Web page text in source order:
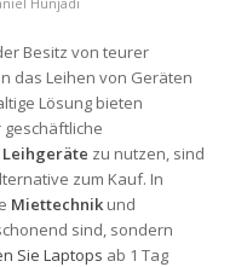
Besitz von teurer
das Leihen von Geräten
Lösung bieten
Leihgeräte zu nutzen, sind
zum Kauf. In
Miettechnikund
sind, sondern
Sie Laptops ab 1 Tag